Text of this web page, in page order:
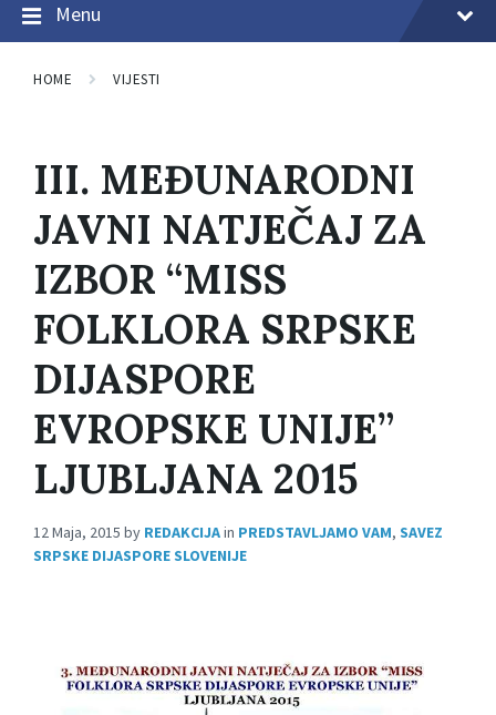
Menu
HOME VIJESTI
III. MEĐUNARODNI
JAVNI NATJEČAJ ZA
IZBOR “MISS
FOLKLORA SRPSKE
DIJASPORE
EVROPSKE UNIJE”
LJUBLJANA 2015
12 Maja, 2015 by REDAKCIJAin PREDSTAVLJAMO VAM, SAVEZ
SRPSKE DIJASPORE SLOVENIJE